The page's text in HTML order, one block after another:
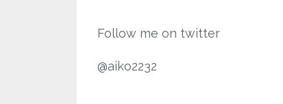
Follow me on twitter
@aiko2232